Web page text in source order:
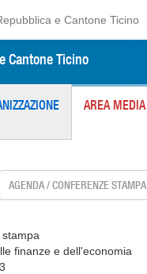
e Cantone Ticino
Cantone Ticino
AREA MEDIA
AGENDA / CONFERENZE STAMPA
finanze e dell'economia